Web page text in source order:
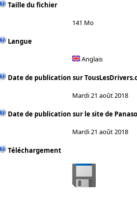
Taille du fichier
141 Mo
Langue
Anglais
Date de publication sur
Mardi 21 août 2018
Date de publication sur le site de
Mardi 21 août 2018
Téléchargement